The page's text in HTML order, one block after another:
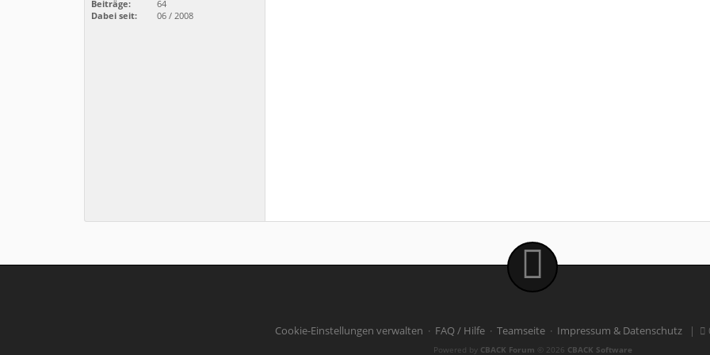
Beiträge:
64
Dabei seit:
06 / 2008
Cookie-Einstellungen verwalten · FAQ / Hilfe · Teamseite · Impressum & Datenschutz |
Powered by CBACK Forum © 2026 CBACK Software